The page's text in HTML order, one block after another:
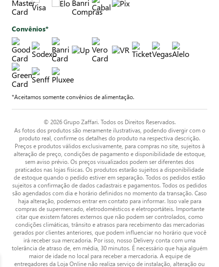
Convênios*
*Aceitamos somente convênios de alimentação.
© 2026 Grupo Zaffari. Todos os Direitos Reservados.
As fotos dos produtos são meramente ilustrativas, podendo divergir com o
produto real, confirme os detalhes do produto na respectiva descrição.
Preços e produtos válidos exclusivamente, para compras no site, sujeitos à
alteração de preço, condições de pagamento e disponibilidade de estoque,
sem aviso prévio. Os preços visualizados podem ser diferentes dos
praticados nas lojas físicas. Os produtos estarão sujeitos a disponibilidade
de estoque quando o pedido estiver em separação. Todos os pedidos estão
sujeitos a confirmação de dados cadastrais e pagamentos. Todos os pedidos
são agendados com dia e horário definidos no momento da transação. Caso
haja alteração, podemos entrar em contato para informar. Isso vale para
compras de supermercado, eletrodomésticos e eletroportáteis. Importante
citar que existem fatores externos que não podem ser controlados, como
condições climáticas, trânsito e atrasos para recebimento das mercadorias
gerados por clientes anteriores, que podem influenciar no horário que você
irá receber sua mercadoria. Por isso, nosso Delivery conta com uma
tolerância de atraso de, em média, 30 minutos. É necessário que haja alguém
maior de idade no local para receber a mercadoria. A equipe de
entregadores da Loja Online não realiza serviço de instalação, alteração ou